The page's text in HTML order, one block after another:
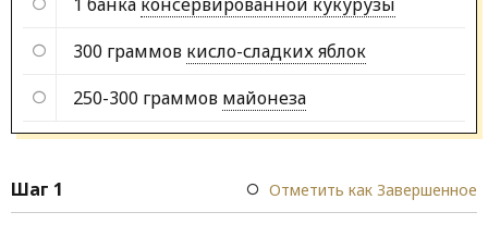
300 граммов кисло-сладких яблок
250-300 граммов майонеза
Шаг 1 Отметить как Завершенное